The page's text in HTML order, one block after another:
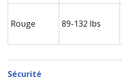
Rouge 89-132 lbs
Sécurité